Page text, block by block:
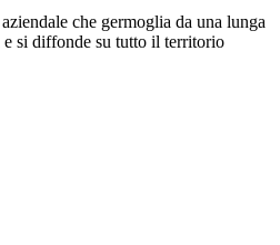
che germoglia da una lunga
e si diffonde su tutto il territorio